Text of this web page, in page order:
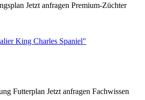
Jetzt anfragen Premium-Züchter
King Charles Spaniel"
Futterplan Jetzt anfragen Fachwissen